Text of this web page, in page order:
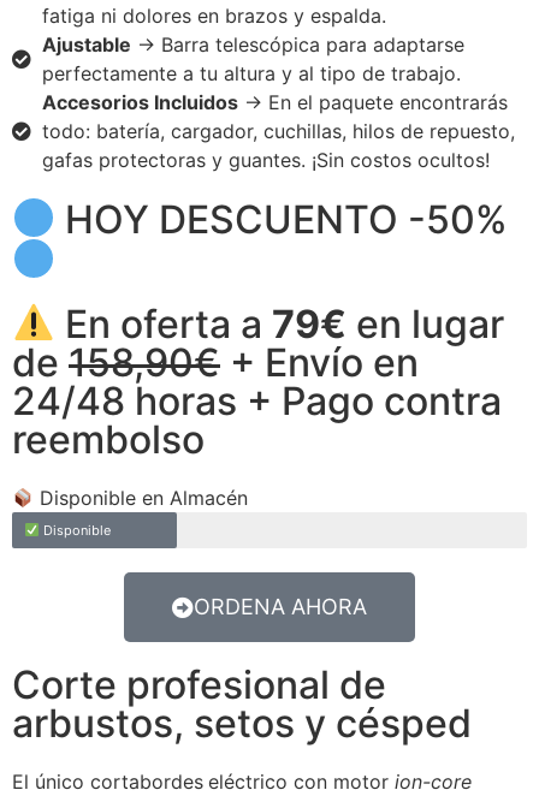
fatiga ni dolores en brazos y espalda.
Ajustable → Barra telescópica para adaptarse
perfectamente a tu altura y al tipo de trabajo.
Accesorios Incluidos → En el paquete encontrarás
todo: batería, cargador, cuchillas, hilos de repuesto,
gafas protectoras y guantes. ¡Sin costos ocultos!
HOY DESCUENTO -50%
En oferta a 79€ en lugar
de 158,90€ + Envío en
24/48 horas + Pago contra
reembolso
Disponible en Almacén
Disponible
ORDENA AHORA
Corte profesional de
arbustos, setos y césped
El único cortabordes eléctrico con motor ion-core